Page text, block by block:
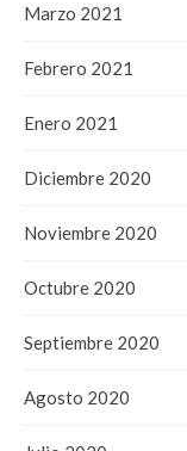
Marzo 2021
Febrero 2021
Enero 2021
Diciembre 2020
Noviembre 2020
Octubre 2020
Septiembre 2020
Agosto 2020